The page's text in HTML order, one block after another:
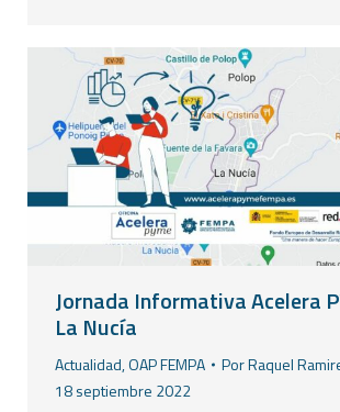
Jornada Informativa Acelera
La Nucía
Actualidad,OAP FEMPA PorRaquel
18 septiembre 2022